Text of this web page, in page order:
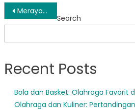
Post
navigation
Merayakan Kebijaksanaan dan Ketahanan Individu Lanjut Usia di Sumatera Selatan
Search
Recent Posts
Bola dan Basket: Olahraga Favorit
Olahraga dan Kuliner: